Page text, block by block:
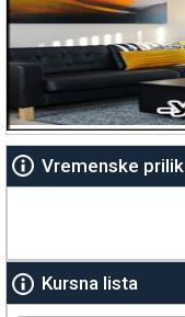
Vremenske
Kursna lista